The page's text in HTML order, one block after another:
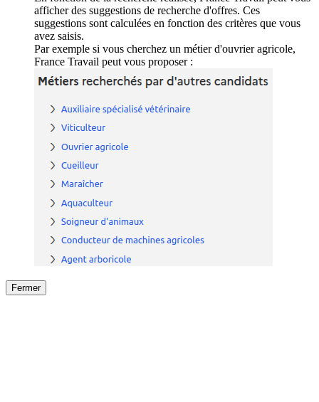
afficher des suggestions de recherche d'offres. Ces
suggestions sont calculées en fonction des critères que vous
avez saisis.
Par exemple si vous cherchez un métier d'ouvrier agricole,
France Travail peut vous proposer :
Fermer